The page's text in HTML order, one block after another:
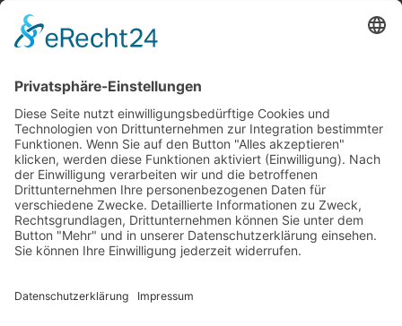
LogIn
Sitemap
POSTANSCHRIFT
Gesamtschule Osterfeld
Westfälische Straße 17
46117 Oberhausen
UNSERE PARTNER